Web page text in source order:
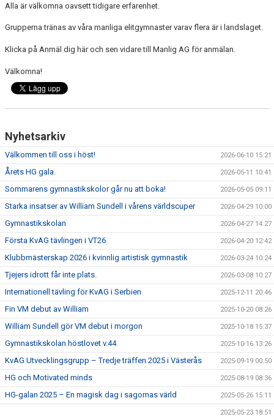
Alla är välkomna oavsett tidigare erfarenhet.
Grupperna tränas av våra manliga elitgymnaster varav flera är i landslaget.
Klicka på Anmäl dig här och sen vidare till Manlig AG för anmälan.
Välkomna!
Nyhetsarkiv
Välkommen till oss i höst! 2026-06-10 15:21
Årets HG gala. 2026-05-11 10:41
Sommarens gymnastikskolor går nu att boka! 2026-05-05 09:11
Starka insatser av William Sundell i vårens världscuper 2026-04-29 10:00
Gymnastikskolan 2026-04-27 14:27
Första KvAG tävlingen i VT26 2026-04-20 12:42
Klubbmästerskap 2026 i kvinnlig artistisk gymnastik 2026-03-24 10:24
Tjejers idrott får inte plats. 2026-03-08 10:27
Internationell tävling för KvAG i Serbien 2025-12-11 20:46
Fin VM debut av William 2025-10-20 08:26
William Sundell gör VM debut i morgon 2025-10-18 15:37
Gymnastikskolan höstlovet v.44 2025-10-16 13:26
KvAG Utvecklingsgrupp – Tredje träffen 2025 i Västerås 2025-09-19 00:50
HG och Motivated minds 2025-08-19 08:36
HG-galan 2025 – En magisk dag i sagornas värld 2025-05-26 15:11
2025-05-23 18:51